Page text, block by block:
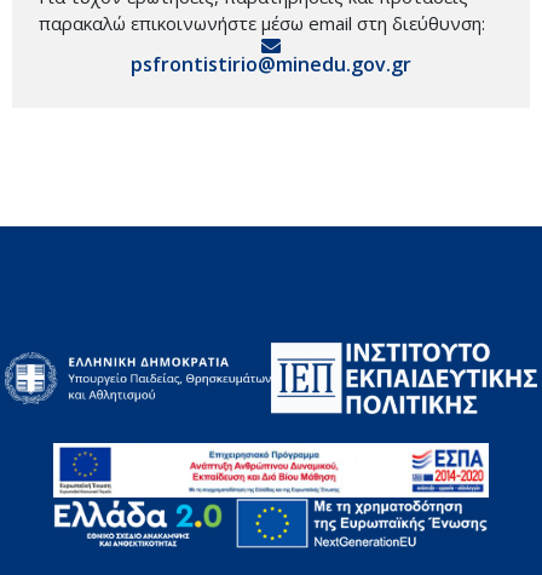
παρακαλώ επικοινωνήστε μέσω email στη διεύθυνση:
psfrontistirio@minedu.gov.gr